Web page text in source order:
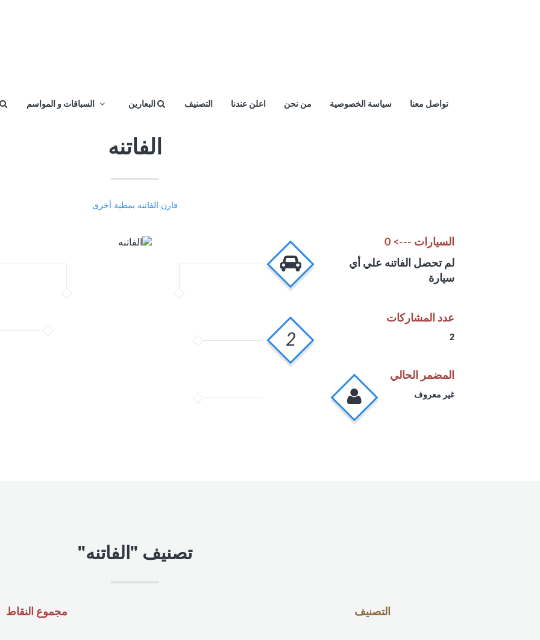
السباقات و المواسم البعارين التصنيف اعلن عندنا من نحن سياسة الخصوصية تواصل معنا
الفاتنه
قارن الفاتنه بمطية أخرى
السيارات ---> 0
لم تحصل الفاتنه علي أي
سيارة
2
عدد المشاركات
2
المضمر الحالي
غير معروف
تصنيف "الفاتنه"
مجموع النقاط التصنيف